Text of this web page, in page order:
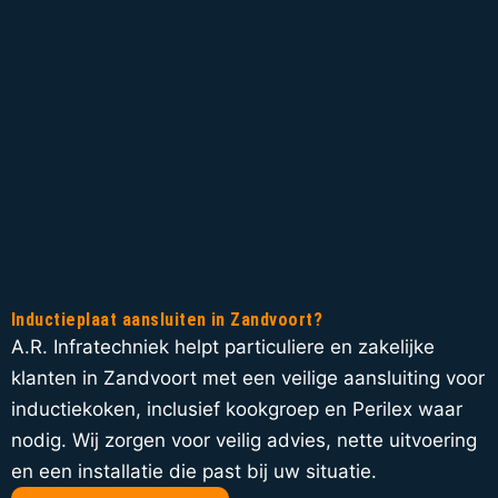
Inductieplaat aansluiten in Zandvoort?
A.R. Infratechniek helpt particuliere en zakelijke
klanten in Zandvoort met een veilige aansluiting voor
inductiekoken, inclusief kookgroep en Perilex waar
nodig. Wij zorgen voor veilig advies, nette uitvoering
en een installatie die past bij uw situatie.